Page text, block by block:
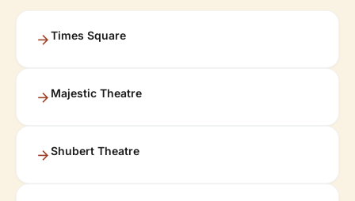
Times Square
Majestic Theatre
Shubert Theatre